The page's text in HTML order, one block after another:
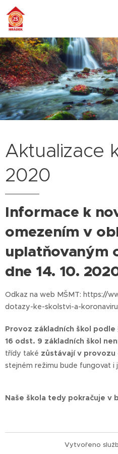
Aktualizace
2020
Informace k
omezením v
uplatňovaným
dne 14. 10.
Odkaz na web MŠMT: https://
dotazy-ke-skolstvi-a-
Provoz základních škol
16 odst. 9 základních škol
třídy také zůstávají v
stejném režimu bude fungovat i
Naše škola tedy pokračuje v
Vytvořeno